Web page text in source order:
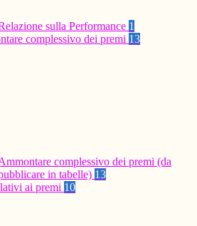
sulla Performance 1
complessivo dei premi 13
complessivo dei premi (da
in tabelle) 13
ai premi 10